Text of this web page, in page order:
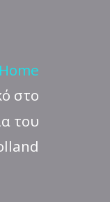
Home
στο
του